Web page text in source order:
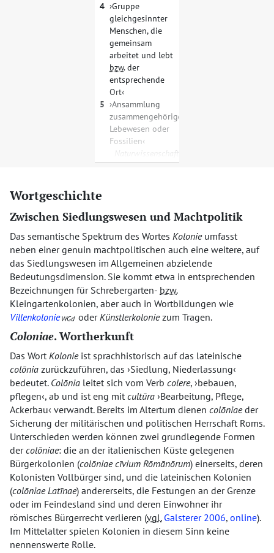
4
Gruppe
gleichgesinnter
Menschen, die
gemeinsam
arbeitet und lebt
bzw.der
entsprechende
Ort
5
Ansammlung
zusammengehöriger
Lebewesen oder
Fossilien
Naturwissenschaft
Wortgeschichte
Zwischen Siedlungswesen und Machtpolitik
Das semantische Spektrum des Wortes Kolonieumfasst
neben einer genuin machtpolitischen auch eine weitere, auf
das Siedlungswesen im Allgemeinen abzielende
Bedeutungsdimension. Sie kommt etwa in entsprechenden
Bezeichnungen für Schrebergarten- bzw.
Kleingartenkolonien, aber auch in Wortbildungen wie
Villenkolonie WGd oderKünstlerkoloniezum Tragen.
Coloniae. Wortherkunft
Das WortKolonieist sprachhistorisch auf das lateinische
colōnia zurückzuführen, das Siedlung, Niederlassung
bedeutet. Colōnia leitet sich vom Verb colere, bebauen,
pflegen , ab und ist eng mitcultūra Bearbeitung, Pflege,
Ackerbau verwandt. Bereits im Altertum dienen colōniaeder
Sicherung der militärischen und politischen Herrschaft Roms.
Unterschieden werden können zwei grundlegende Formen
dercolōniae: die an der italienischen Küste gelegenen
Bürgerkolonien (colōniae cīvium Rōmānōrum) einerseits, deren
Kolonisten Vollbürger sind, und die lateinischen Kolonien
(colōniae Latīnae) andererseits, die Festungen an der Grenze
oder im Feindesland sind und deren Einwohner ihr
römisches Bürgerrecht verlieren (vgl. Galsterer 2006, online).
Im Mittelalter spielen Kolonien in diesem Sinn keine
nennenswerte Rolle.